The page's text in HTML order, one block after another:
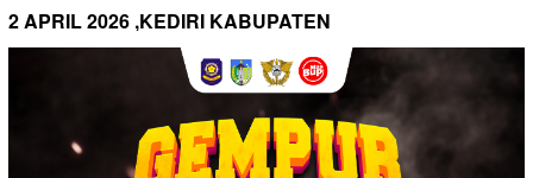
2 APRIL 2026 ,KEDIRI KABUPATEN